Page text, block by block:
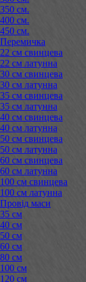
350 см.
400 см.
450 см.
Перемичка
22 см свинцева
22 см латунна
30 см свинцева
30 см латунна
35 см свинцева
35 см латунна
40 см свинцева
40 см латунна
50 см свинцева
50 см латунна
60 см свинцева
60 см латунна
100 см свинцева
100 см латунна
Провід маси
35 см
40 см
50 см
60 см
80 см
100 см
120 см